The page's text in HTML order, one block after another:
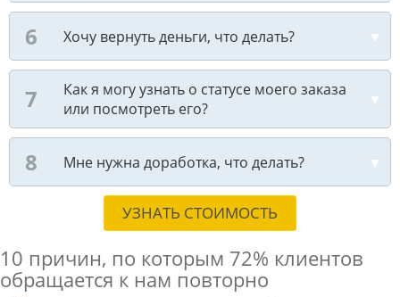
Хочу вернуть деньги, что делать?
Как я могу узнать о статусе моего заказа
или посмотреть его?
Мне нужна доработка, что делать?
УЗНАТЬ СТОИМОСТЬ
10 причин, по которым 72% клиентов
обращается к нам повторно